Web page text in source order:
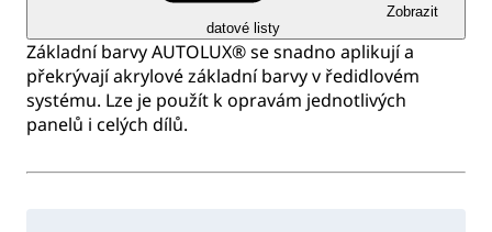
Zobrazit
datové listy
Základní barvy AUTOLUX® se snadno aplikují a
překrývají akrylové základní barvy v ředidlovém
systému. Lze je použít k opravám jednotlivých
panelů i celých dílů.